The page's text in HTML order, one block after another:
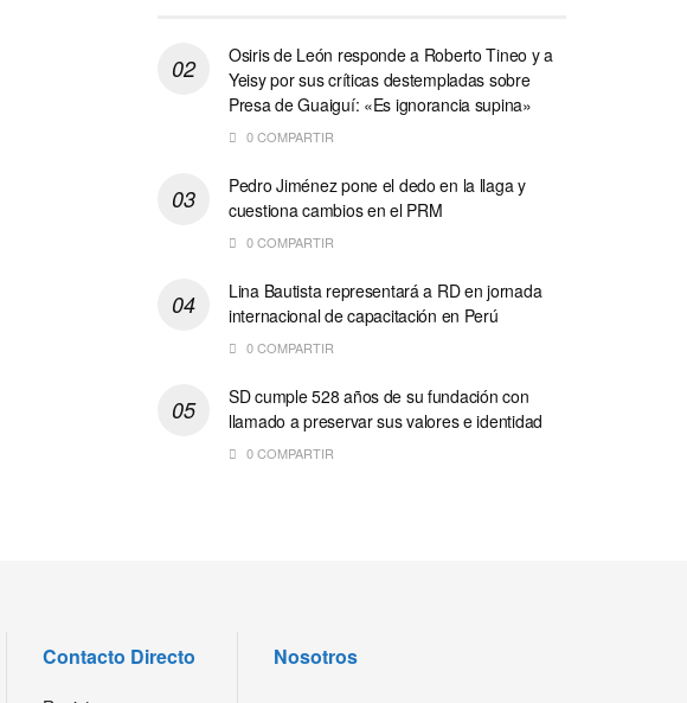
Osiris de León responde a Roberto Tineo y a
Yeisy por sus críticas destempladas sobre
Presa de Guaiguí: «Es ignorancia supina»
0 COMPARTIR
Pedro Jiménez pone el dedo en la llaga y
cuestiona cambios en el PRM
0 COMPARTIR
Lina Bautista representará a RD en jornada
internacional de capacitación en Perú
0 COMPARTIR
SD cumple 528 años de su fundación con
llamado a preservar sus valores e identidad
0 COMPARTIR
Contacto Directo Nosotros